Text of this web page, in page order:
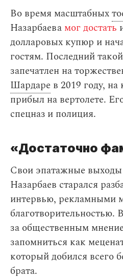
Во время масштабных
Назарбаева мог достать
долларовых купюр и
гостям. Последний
запечатлен на
Шардаре в 2019 году,
прибыл на вертолете.
спецназ и полиция.
«Достаточно
Свои эпатажные выходы
Назарбаев старался
интервью, рекламными
благотворительностью.
за общественным
запомниться как
который добился всего
брата.